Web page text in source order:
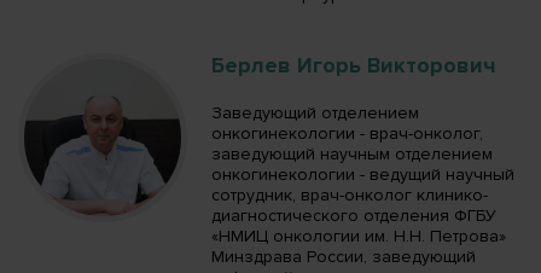
Берлев Игорь Викторович
Заведующий отделением
онкогинекологии - врач-онколог,
заведующий научным отделением
онкогинекологии - ведущий научный
сотрудник, врач-онколог клинико-
диагностического отделения ФГБУ
«НМИЦ онкологии им. Н.Н. Петрова»
Минздрава России, заведующий